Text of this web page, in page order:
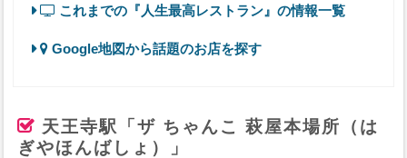
これまでの『人生最高レストラン』の情報一覧
Google地図から話題のお店を探す
天王寺駅「ザ ちゃんこ 萩屋本場所（は
ぎやほんばしょ）」